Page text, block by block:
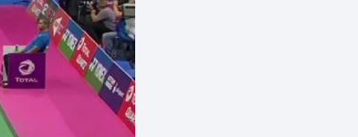
Ostatní